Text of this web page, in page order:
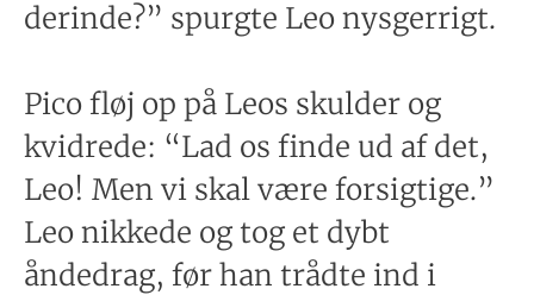
derinde?” spurgte Leo nysgerrigt.
Pico fløj op på Leos skulder og
kvidrede: “Lad os finde ud af det,
Leo! Men vi skal være forsigtige.”
Leo nikkede og tog et dybt
åndedrag, før han trådte ind i